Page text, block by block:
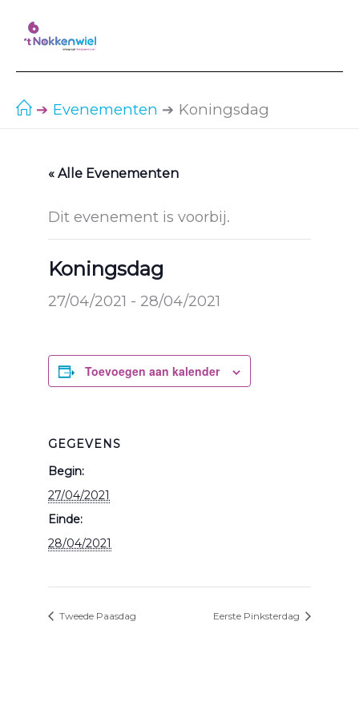
naar
Evenementen
Koningsdag
« Alle Evenementen
Dit evenement is voorbij.
Koningsdag
27/04/2021 - 28/04/2021
Toevoegen aan kalender
GEGEVENS
Begin:
27/04/2021
Einde:
28/04/2021
Tweede Paasdag Eerste Pinksterdag